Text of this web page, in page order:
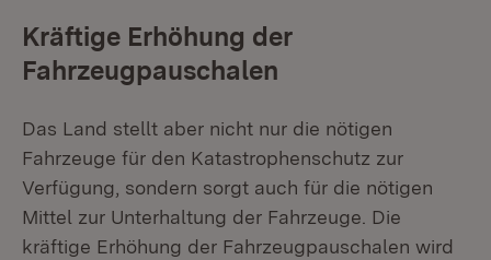
Kräftige Erhöhung der
Fahrzeugpauschalen
Das Land stellt aber nicht nur die nötigen
Fahrzeuge für den Katastrophenschutz zur
Verfügung, sondern sorgt auch für die nötigen
Mittel zur Unterhaltung der Fahrzeuge. Die
kräftige Erhöhung der Fahrzeugpauschalen wird